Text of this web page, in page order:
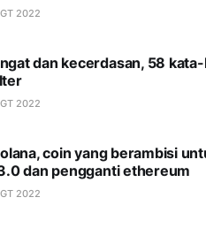
2022
dan kecerdasan, 58
2022
coin yang berambisi
dan pengganti ethereum
2022